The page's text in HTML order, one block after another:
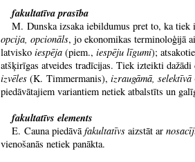
fakultatīva prasība
M. Dunska izsaka iebildumus pret to, ka tiek
opcija, opcionāls, jo ekonomikas terminoloģijā
latvisko iespēja (piem., iespēju līgumi);
atšķirīgas atveides tradīcijas. Tiek izteikti
izvēles (K. Timmermanis), izraugāmā, selektīvā
piedāvātajiem variantiem netiek atbalstīts un
fakultatīvs elements
E. Cauna piedāvāfakultatīvs aizstāt ar
vienošanās netiek panākta.